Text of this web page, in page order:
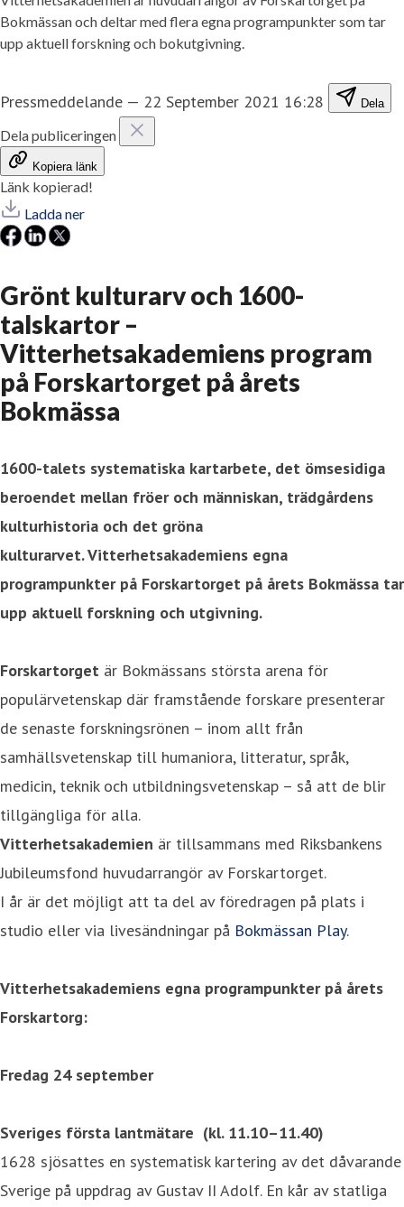
Bokmässan och deltar med flera egna programpunkter som tar
upp aktuell forskning och bokutgivning.
Pressmeddelande — 22 September 2021 16:28 Dela
Dela publiceringen
Kopiera länk
Länk kopierad!
Ladda ner
Grönt kulturarv och 1600-
talskartor –
Vitterhetsakademiens program
på Forskartorget på årets
Bokmässa
1600-talets systematiska kartarbete, det ömsesidiga
beroendet mellan fröer och människan, trädgårdens
kulturhistoria och det gröna
kulturarvet. Vitterhetsakademiens egna
programpunkter på Forskartorget på årets Bokmässa tar
upp aktuell forskning och utgivning.
Forskartorget är Bokmässans största arena för
populärvetenskap där framstående forskare presenterar
de senaste forskningsrönen – inom allt från
samhällsvetenskap till humaniora, litteratur, språk,
medicin, teknik och utbildningsvetenskap – så att de blir
tillgängliga för alla.
Vitterhetsakademien är tillsammans med Riksbankens
Jubileumsfond huvudarrangör av Forskartorget.
I år är det möjligt att ta del av föredragen på plats i
studio eller via livesändningar på Bokmässan Play.
Vitterhetsakademiens egna programpunkter på årets
Forskartorg:
Fredag 24 september
Sveriges första lantmätare (kl. 11.10–11.40)
1628 sjösattes en systematisk kartering av det dåvarande
Sverige på uppdrag av Gustav II Adolf. En kår av statliga